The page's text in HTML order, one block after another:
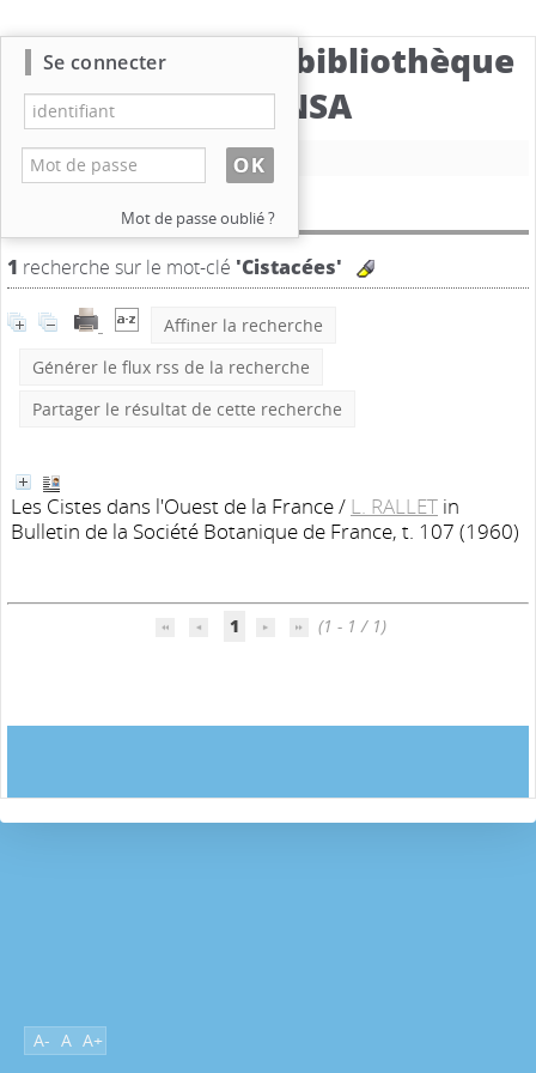
Catalogue de la bibliothèque
du CBNSA
Nouvelle recherche
Résultat de la recherche
1 recherche sur le mot-clé 'Cistacées'
Affiner la recherche
Générer le flux rss de la recherche
Partager le résultat de cette recherche
Les Cistes dans l'Ouest de la France/ L. RALLET in
Bulletin de la Société Botanique de France, t. 107 (1960)
1 (1 - 1 / 1)
A- A A+
Se connecter
Mot de passe oublié ?